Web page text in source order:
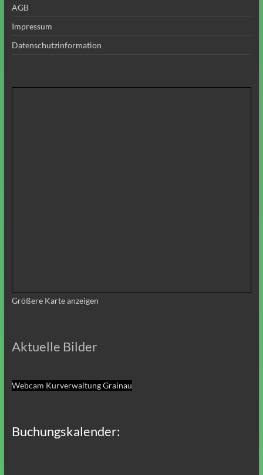
AGB
Impressum
Datenschutzinformation
Größere Karte anzeigen
Aktuelle Bilder
Webcam Kurverwaltung Grainau
Buchungskalender: